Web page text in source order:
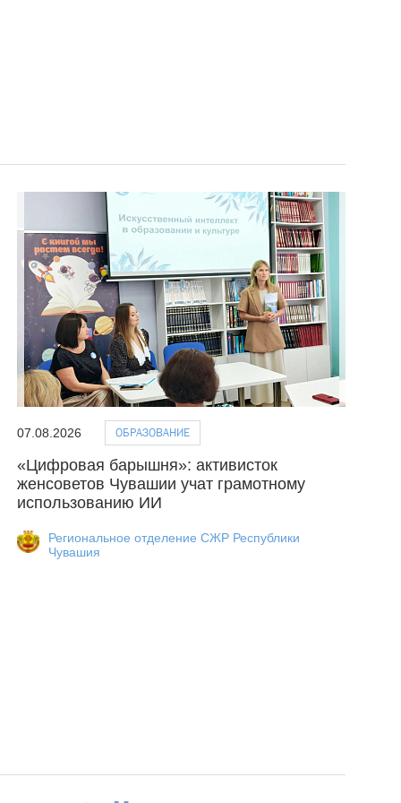
07.08.2026 ОБРАЗОВАНИЕ
«Цифровая барышня»: активисток
женсоветов Чувашии учат грамотному
использованию ИИ
Региональное отделение СЖР Республики
Чувашия